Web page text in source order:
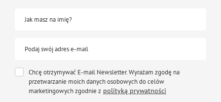
Jak masz na imię?
Podaj swój adres e-mail
Chcę otrzymywać E-mail Newsletter. Wyrażam zgodę na
przetwarzanie moich danych osobowych do celów
marketingowych zgodnie z polityką prywatności